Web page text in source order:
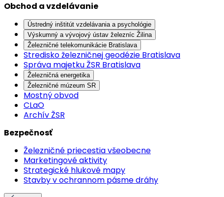
Obchod a vzdelávanie
Ústredný inštitút vzdelávania a psychológie
Výskumný a vývojový ústav železníc Žilina
Železničné telekomunikácie Bratislava
Stredisko železničnej geodézie Bratislava
Správa majetku ŽSR Bratislava
Železničná energetika
Železničné múzeum SR
Mostný obvod
CLaO
Archív ŽSR
Bezpečnosť
Železničné priecestia všeobecne
Marketingové aktivity
Strategické hlukové mapy
Stavby v ochrannom pásme dráhy